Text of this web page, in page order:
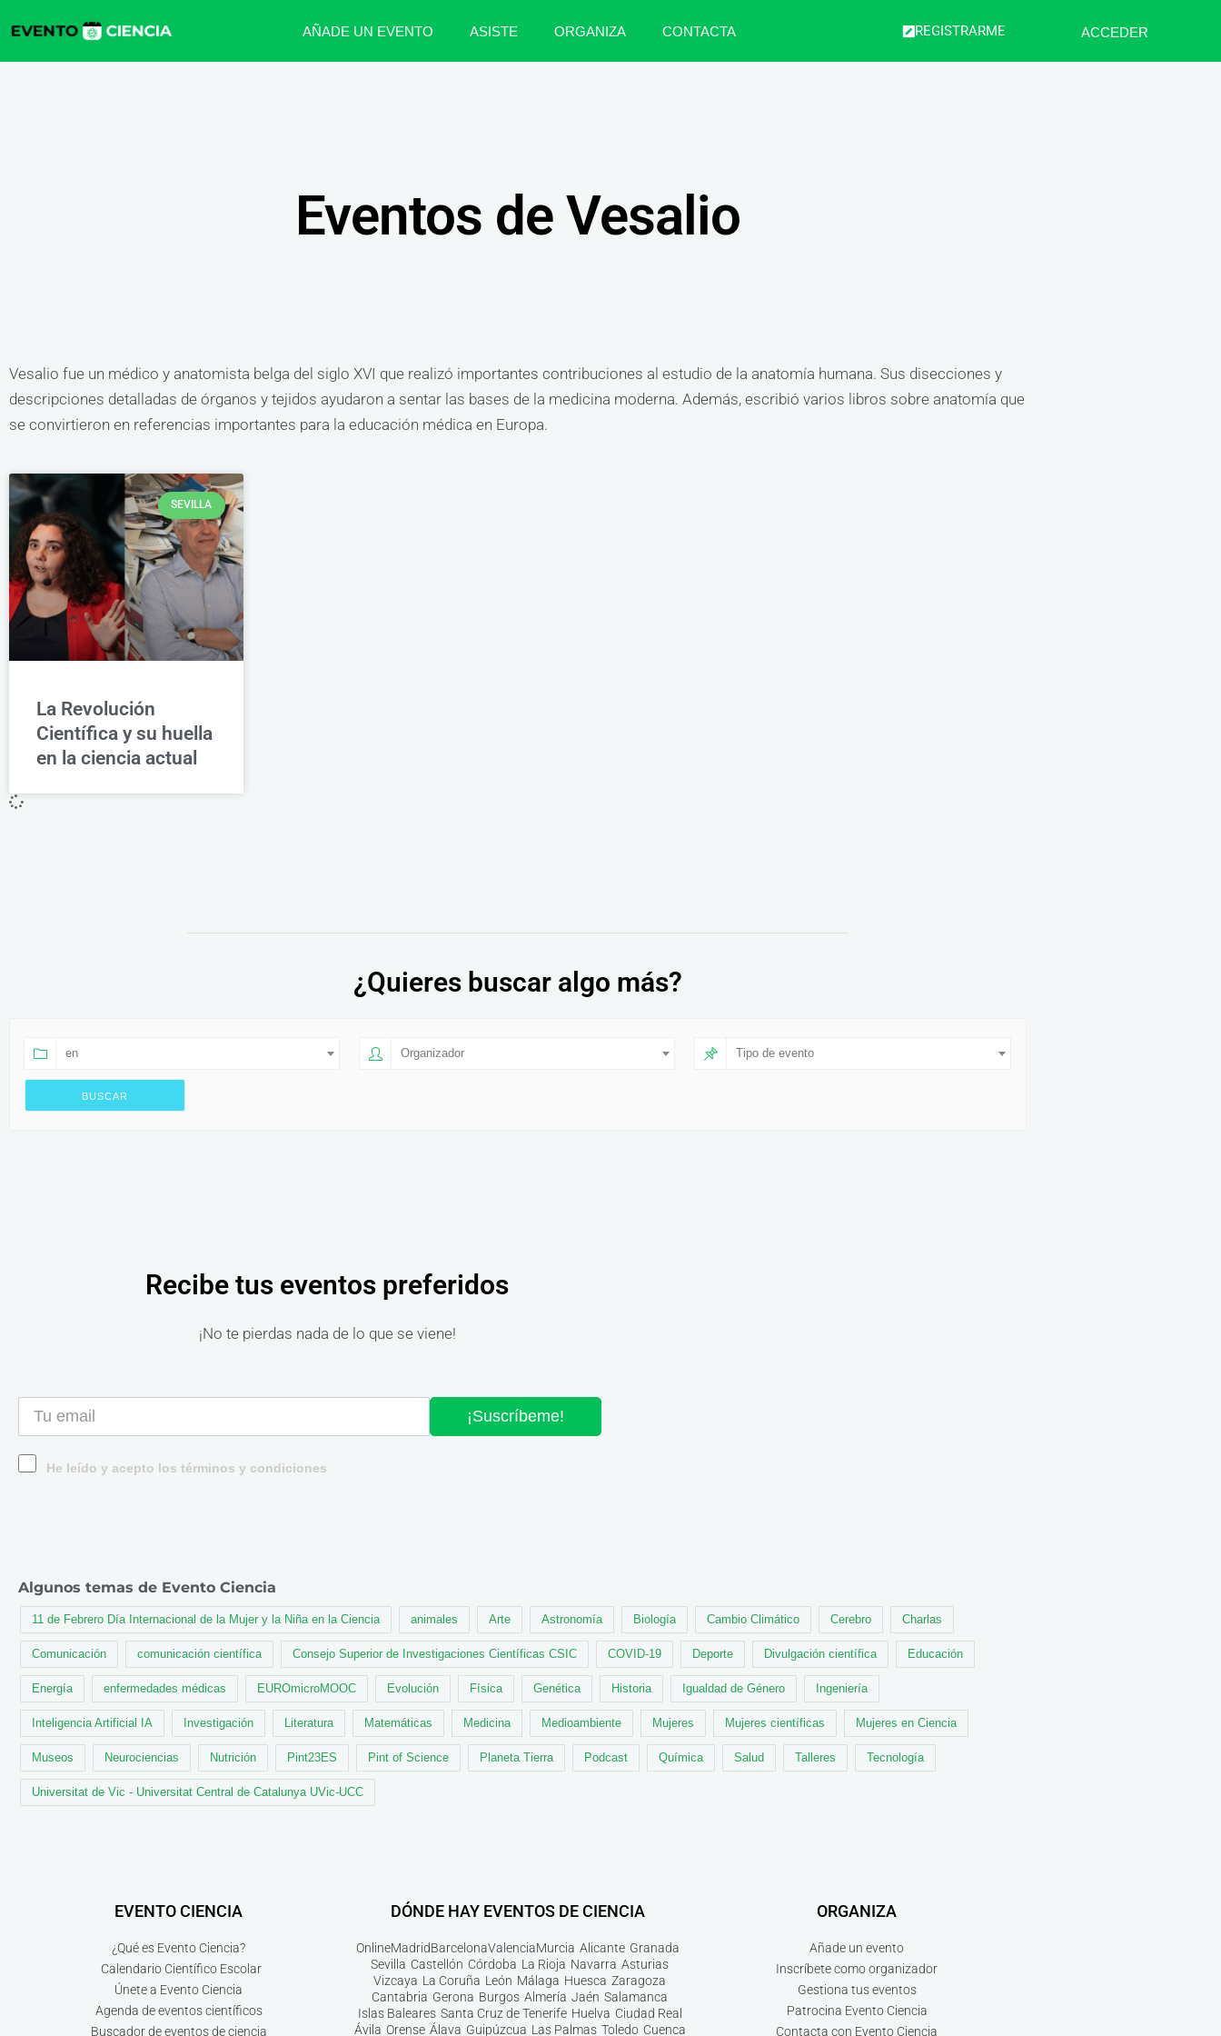
AÑADE UN EVENTO ASISTE ORGANIZA CONTACTA REGISTRARME ACCEDER
Eventos de Vesalio
Vesalio fue un médico y anatomista belga del siglo XVI que realizó importantes contribuciones al estudio de la anatomía humana. Sus disecciones y
descripciones detalladas de órganos y tejidos ayudaron a sentar las bases de la medicina moderna. Además, escribió varios libros sobre anatomía que
se convirtieron en referencias importantes para la educación médica en Europa.
SEVILLA
La Revolución
Científica y su huella
en la ciencia actual
¿Quieres buscar algo más?
en Organizador Tipo de evento
Recibe tus eventos preferidos
¡No te pierdas nada de lo que se viene!
¡Suscríbeme!
He leído y acepto los términos y condiciones
Algunos temas de Evento Ciencia
11 de Febrero Día Internacional de la Mujer y la Niña en la Ciencia animales Arte Astronomía Biología Cambio Climático Cerebro Charlas
Comunicación comunicación científica Consejo Superior de Investigaciones Científicas CSIC COVID-19 Deporte Divulgación científica Educación
Energía enfermedades médicas EUROmicroMOOC Evolución Física Genética Historia Igualdad de Género Ingeniería
Inteligencia Artificial IA Investigación Literatura Matemáticas Medicina Medioambiente Mujeres Mujeres científicas Mujeres en Ciencia
Museos Neurociencias Nutrición Pint23ES Pint of Science Planeta Tierra Podcast Química Salud Talleres Tecnología
Universitat de Vic - Universitat Central de Catalunya UVic-UCC
EVENTO CIENCIA
¿Qué es Evento Ciencia?
Calendario Científico Escolar
Únete a Evento Ciencia
Agenda de eventos científicos
Buscador de eventos de ciencia
DÓNDE HAY EVENTOS DE CIENCIA
OnlineMadridBarcelonaValenciaMurcia Alicante Granada
Sevilla Castellón Córdoba La Rioja Navarra Asturias
Vizcaya La Coruña León Málaga Huesca Zaragoza
Cantabria Gerona Burgos Almería Jaén Salamanca
Islas Baleares Santa Cruz de Tenerife Huelva Ciudad Real
Ávila Orense Álava Guipúzcua Las Palmas Toledo Cuenca
ORGANIZA
Añade un evento
Inscríbete como organizador
Gestiona tus eventos
Patrocina Evento Ciencia
Contacta con Evento Ciencia